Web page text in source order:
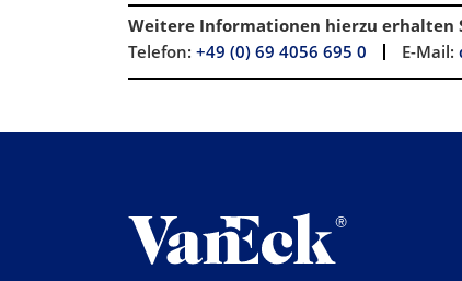
Weitere Informationen hierzu erhalten
Telefon: +49 (0) 69 4056 695 0 E-Mail: